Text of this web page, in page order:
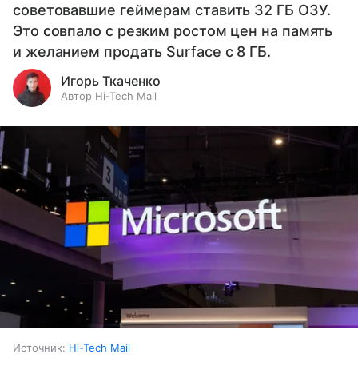
советовавшие геймерам ставить 32 ГБ ОЗУ.
Это совпало с резким ростом цен на память
и желанием продать Surface с 8 ГБ.
Игорь Ткаченко
Автор Hi-Tech Mail
Источник: Hi-Tech Mail